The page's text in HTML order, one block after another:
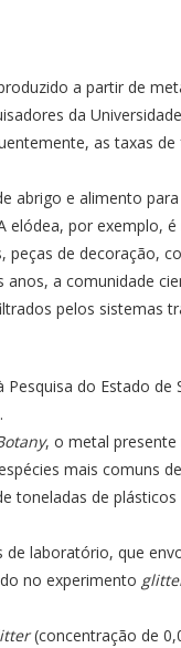
a partir de
da
as taxas
abrigo e alimento
por exemplo,
de decoração,
a comunidade
pelos sistemas
do Estado
, o metal presente
mais comuns
toneladas de
laboratório, que
no experimento
(concentração de